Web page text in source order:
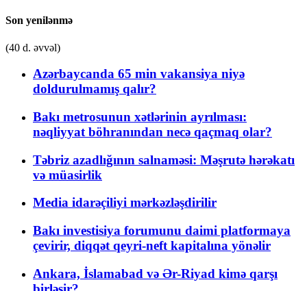
Son yenilənmə
(40 d. əvvəl)
Azərbaycanda 65 min vakansiya niyə
doldurulmamış qalır?
Bakı metrosunun xətlərinin ayrılması:
nəqliyyat böhranından necə qaçmaq olar?
Təbriz azadlığının salnaməsi: Məşrutə hərəkatı
və müasirlik
Media idarəçiliyi mərkəzləşdirilir
Bakı investisiya forumunu daimi platformaya
çevirir, diqqət qeyri-neft kapitalına yönəlir
Ankara, İslamabad və Ər-Riyad kimə qarşı